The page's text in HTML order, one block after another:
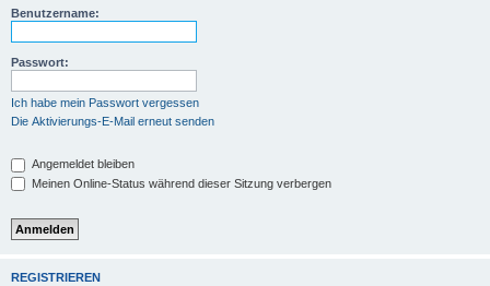
Benutzername:
Passwort:
Ich habe mein Passwort vergessen
Die Aktivierungs-E-Mail erneut senden
Angemeldet bleiben
Meinen Online-Status während dieser Sitzung verbergen
REGISTRIEREN